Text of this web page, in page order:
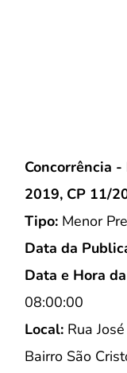
Concorrência -
2019, CP 11/
Tipo: Menor
Data da
Data e Hora
08:00:00
Local: Rua
Bairro São